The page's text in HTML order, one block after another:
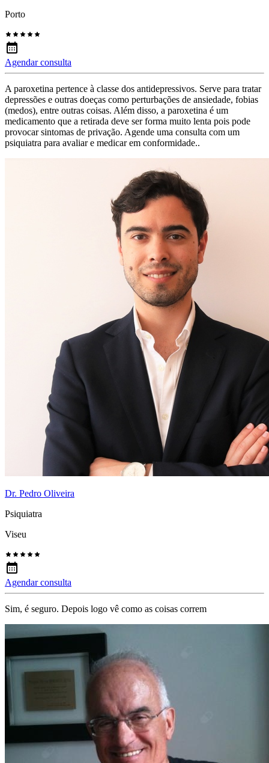
Porto
Agendar consulta
A paroxetina pertence à classe dos antidepressivos. Serve para tratar
depressões e outras doeças como perturbações de ansiedade, fobias
(medos), entre outras coisas. Além disso, a paroxetina é um
medicamento que a retirada deve ser forma muito lenta pois pode
provocar sintomas de privação. Agende uma consulta com um
psiquiatra para avaliar e medicar em conformidade..
Dr. Pedro Oliveira
Psiquiatra
Viseu
Agendar consulta
Sim, é seguro. Depois logo vê como as coisas correm